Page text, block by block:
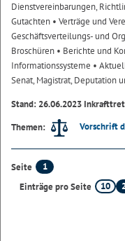
Dienstvereinbarungen,
Gutachten • Verträge und
Geschäftsverteilungs- und
Broschüren • Berichte und
Informationssysteme •
Senat, Magistrat, Deputation
Stand: 26.06.2023
Themen:
Vorschrift
Seite
1
Einträge pro Seite
10